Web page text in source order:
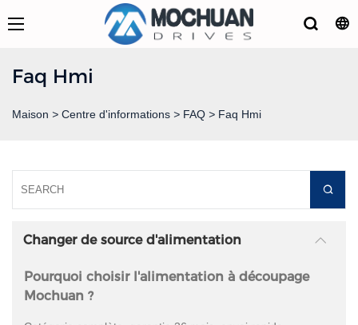
Faq Hmi
Maison > Centre d'informations > FAQ > Faq Hmi
Changer de source d'alimentation
Pourquoi choisir l'alimentation à découpage
Mochuan ?